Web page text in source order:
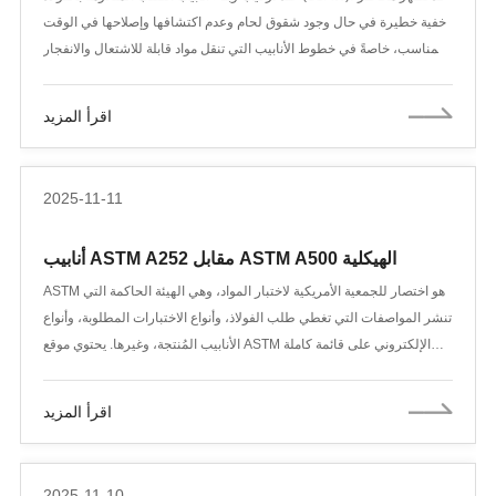
خفية خطيرة في حال وجود شقوق لحام وعدم اكتشافها وإصلاحها في الوقت
المناسب، خاصةً في خطوط الأنابيب التي تنقل مواد قابلة للاشتعال والانفجار
عيوب اللحام الشائعة المسامية، وشوائب الخبث، وعدم الاختراق الكامل،
اقرأ المزيد
2025-11-11
أنابيب ASTM A252 مقابل ASTM A500 الهيكلية
ASTM هو اختصار للجمعية الأمريكية لاختبار المواد، وهي الهيئة الحاكمة التي
تنشر المواصفات التي تغطي طلب الفولاذ، وأنواع الاختبارات المطلوبة، وأنواع
الأنابيب المُنتجة، وغيرها. يحتوي موقع ASTM الإلكتروني على قائمة كاملة
اقرأ المزيد